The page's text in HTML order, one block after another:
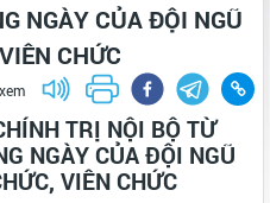
NGÀY CỦA ĐỘI NGŨ
CHỨC
TRỊ NỘI BỘ TỪ
NGÀY CỦA ĐỘI NGŨ
VIÊN CHỨC